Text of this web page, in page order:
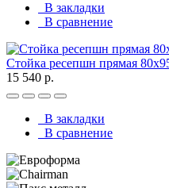
В закладки
В сравнение
Стойка ресепшн прямая
15 540 р.
В закладки
В сравнение